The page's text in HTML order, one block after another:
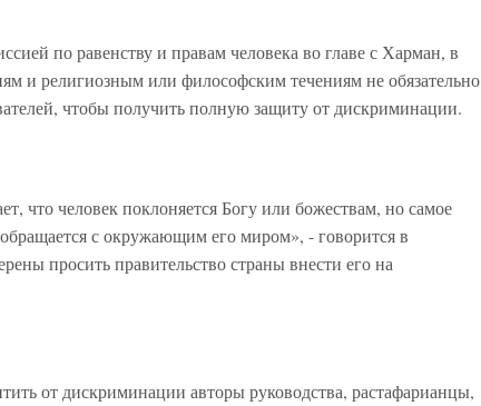
по равенству и правам человека во главе с Харман, в
и религиозным или философским течениям не обязательно
чтобы получить полную защиту от дискриминации.
что человек поклоняется Богу или божествам, но самое
с окружающим его миром», - говорится в
просить правительство страны внести его на
от дискриминации авторы руководства, растафарианцы,